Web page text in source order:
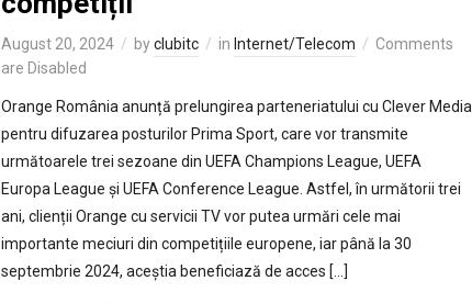
August 20, 2024 byclubitc in Internet/Telecom
Comments
are Disabled
Orange România anunță prelungirea parteneriatului cu Clever Media
pentru difuzarea posturilor Prima Sport, care vor transmite
următoarele trei sezoane din UEFA Champions League, UEFA
Europa League și UEFA Conference League. Astfel, în următorii trei
ani, clienții Orange cu servicii TV vor putea urmări cele mai
importante meciuri din competițiile europene, iar până la 30
septembrie 2024, aceștia beneficiază de acces […]